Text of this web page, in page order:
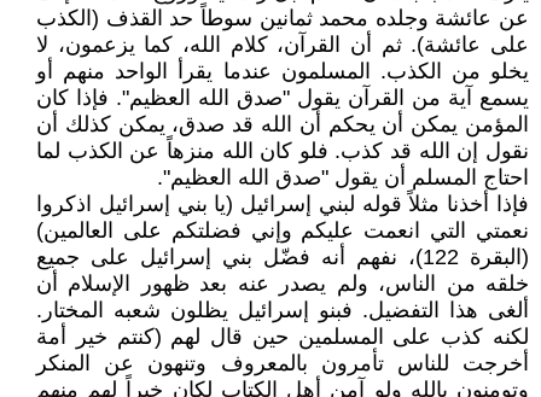
عن عائشة وجلده محمد ثمانين سوطاً حد القذف (الكذب
على عائشة). ثم أن القرآن، كلام الله، كما يزعمون، لا
يخلو من الكذب. المسلمون عندما يقرأ الواحد منهم أو
يسمع آية من القرآن يقول "صدق الله العظيم". فإذا كان
المؤمن يمكن أن يحكم أن الله قد صدق، يمكن كذلك أن
نقول إن الله قد كذب. فلو كان الله منزهاً عن الكذب لما
احتاج المسلم أن يقول "صدق الله العظيم".
فإذا أخذنا مثلاً قوله لبني إسرائيل (يا بني إسرائيل اذكروا
نعمتي التي انعمت عليكم وإني فضلتكم على العالمين)
(البقرة 122)، نفهم أنه فضّل بني إسرائيل على جميع
خلقه من الناس، ولم يصدر عنه بعد ظهور الإسلام أن
ألغى هذا التفضيل. فبنو إسرائيل يظلون شعبه المختار.
لكنه كذب على المسلمين حين قال لهم (كنتم خير أمة
أخرجت للناس تأمرون بالمعروف وتنهون عن المنكر
وتومنون بالله ولو آمن أهل الكتاب لكان خيراً لهم منهم